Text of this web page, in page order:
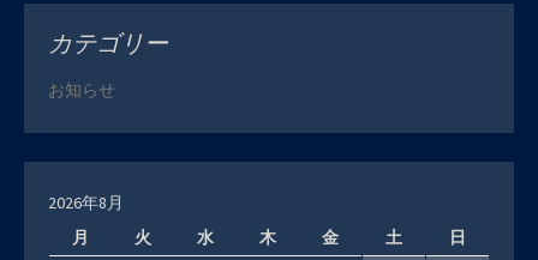
カテゴリー
お知らせ
2026年8月
月
火 水 木 金 土 日